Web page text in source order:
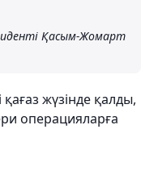
Қасым-Жомарт
жүзінде қалды,
операцияларға